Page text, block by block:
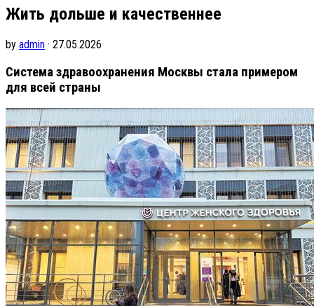
Жить дольше и качественнее
by admin · 27.05.2026
Система здравоохранения Москвы стала примером
для всей страны